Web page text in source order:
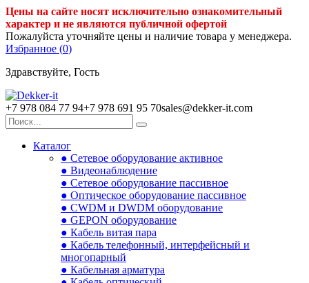
Цены на сайте носят исключительно ознакомительный
характер и не являются публичной офертой
Пожалуйста уточняйте цены и наличие товара у менеджера.
Избранное (0)
Здравствуйте, Гость
+7 978 084 77 94+7 978 691 95 70sales@dekker-it.com
Каталог
● Сетевое оборудование активное
● Видеонаблюдение
● Сетевое оборудование пассивное
● Оптическое оборудование пассивное
● CWDM и DWDM оборудование
● GEPON оборудование
● Кабель витая пара
● Кабель телефонный, интерфейсный и
многопарный
● Кабельная арматура